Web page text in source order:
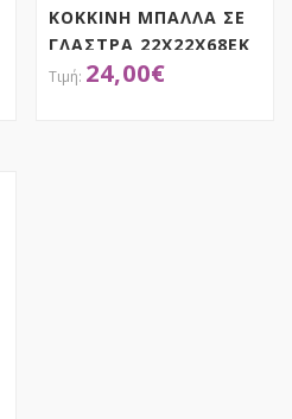
ΚΟΚΚΙΝΗ ΜΠΑΛΛΑ ΣΕ
ΓΛΑΣΤΡΑ 22X22X68EK
24,00€